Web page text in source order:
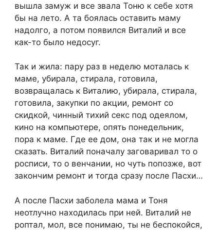
вышла замуж и все звала Тоню к себе хотя
бы на лето. А та боялась оставить маму
надолго, а потом появился Виталий и все
как-то было недосуг.
Так и жила: пару раз в неделю моталась к
маме, убирала, стирала, готовила,
возвращалась к Виталию, убирала, стирала,
готовила, закупки по акции, ремонт со
скидкой, чинный тихий секс под одеялом,
кино на компьютере, опять понедельник,
пора к маме. Где ее дом, она так и не могла
сказать. Виталий поначалу заговаривал то о
росписи, то о венчании, но чуть попозже, вот
закончим ремонт и тогда сразу после Пасхи…
А после Пасхи забoлела мама и Тоня
неотлучно находилась при ней. Виталий не
роптал, мол, все понимаю, ты не беспокойся,